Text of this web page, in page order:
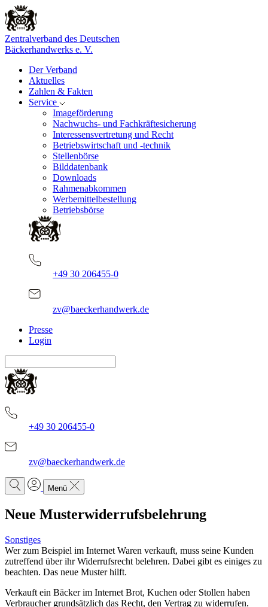
Zentralverband des Deutschen
Bäckerhandwerks e. V.
Der Verband
Aktuelles
Zahlen & Fakten
Service
Imageförderung
Nachwuchs- und Fachkräftesicherung
Interessensvertretung und Recht
Betriebswirtschaft und -technik
Stellenbörse
Bilddatenbank
Downloads
Rahmenabkommen
Werbemittelbestellung
Betriebsbörse
+49 30 206455-0
zv@baeckerhandwerk.de
Presse
Login
+49 30 206455-0
zv@baeckerhandwerk.de
Menü
Neue Musterwiderrufsbelehrung
Sonstiges
Wer zum Beispiel im Internet Waren verkauft, muss seine Kunden
zutreffend über ihr Widerrufsrecht belehren. Dabei gibt es einiges zu
beachten. Das neue Muster hilft.
Verkauft ein Bäcker im Internet Brot, Kuchen oder Stollen haben
Verbraucher grundsätzlich das Recht, den Vertrag zu widerrufen.